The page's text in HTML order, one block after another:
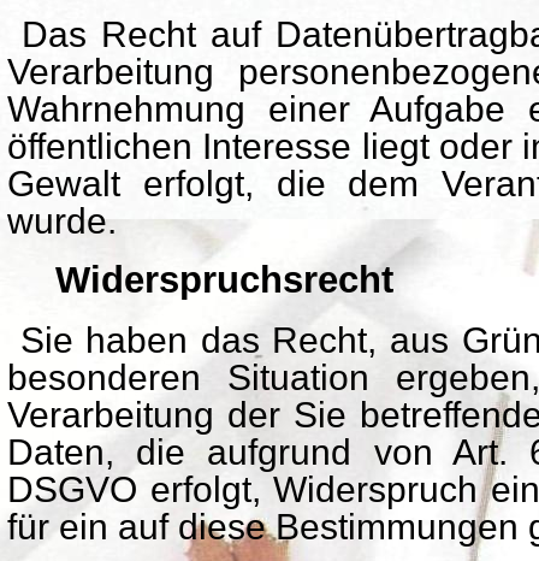
Das Recht auf
Verarbeitung
Wahrnehmung einer
öffentlichen Interesse liegt oder
Gewalt erfolgt, die dem
wurde.
Widerspruchsrecht
Sie haben das Recht, aus
besonderen Situation
Verarbeitung der Sie
Daten, die aufgrund von
DSGVO erfolgt, Widerspruch
für ein auf diese Bestimmungen